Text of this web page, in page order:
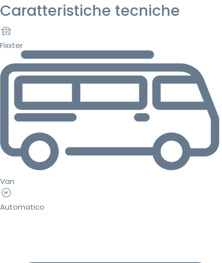
Caratteristiche tecniche
Fixxter
Van
Automatico